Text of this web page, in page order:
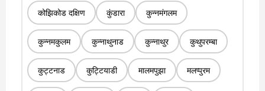
कोझिकोड दक्षिण कुंडारा कुन्नमंगलम
कुन्नमकुलम कुन्नाथुनाड कुन्नाथुर कुथुपरम्बा
कुट्टनाड कुट्टियाडी मालमपुझा मलप्पुरम